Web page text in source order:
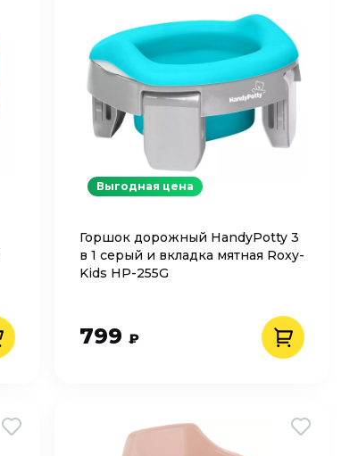
Горшок дорожный HandyPotty 3
в 1 серый и вкладка мятная Roxy-
Kids HP-255G
799 ₽
Выгодная цена